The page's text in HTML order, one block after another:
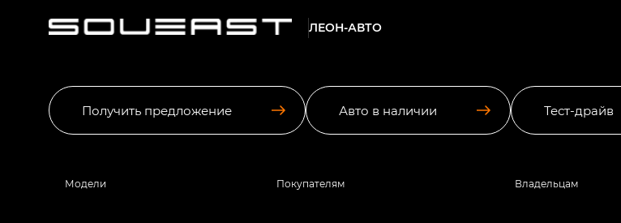
Получить предложение Авто в наличии Тест-драйв
ЛЕОН-АВТО
Модели Покупателям Владельцам